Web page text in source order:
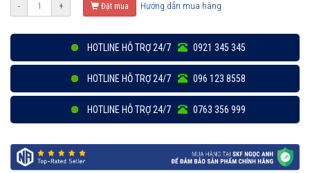
- + Đặt mua Hướng dẫn mua hàng
HOTLINE HỖ TRỢ 24/7 0921 345 345
HOTLINE HỖ TRỢ 24/7 096 123 8558
HOTLINE HỖ TRỢ 24/7 0763 356 999